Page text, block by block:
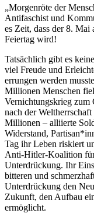
„Morgenröte der
Antifaschist und
es Zeit, dass der 8. Mai
Feiertag wird!
Tatsächlich gibt es
viel Freude und
errungen werden
Millionen Menschen
Vernichtungskrieg zum
nach der
Millionen – alliierte
Widerstand,
Tag ihr Leben riskiert
Anti-Hitler-Koalition
Unterdrückung. Ihr
bitteren und
Unterdrückung den
Zukunft, den Aufbau
ermöglicht.